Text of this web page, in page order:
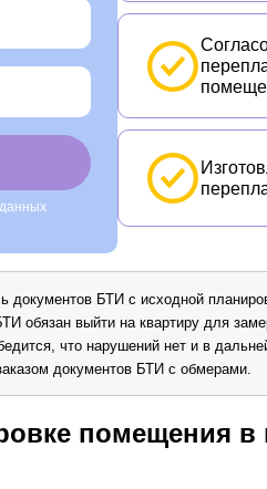
документов БТИ с исходной
обязан выйти на квартиру для
что нарушений нет и в
документов БТИ с обмерами.
помещения